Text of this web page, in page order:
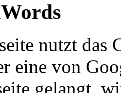
nutzt
eine von
gelangt,